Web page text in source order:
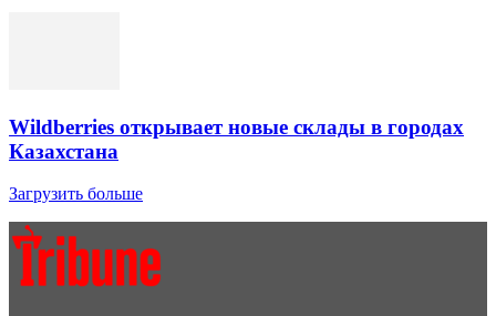
Wildberries открывает новые склады в городах
Казахстана
Загрузить больше